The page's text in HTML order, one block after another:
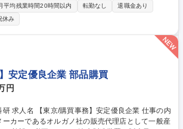
理、メンバー育成を通じて、事業運営を支えてい
・営業事務の管理 ■原価・在庫・売上管理などの
ど社内関係部署との調整業務 ■20代～50代の担当
ーを育成・業務管理 ■業務改善や業務フローの見
業ほぼ無し
平均残業時間20時間以内 転勤なし
退職金あり
休み
安定優良企業 部品購買
円
仕事の内
カーであるオルガノ社の販売代理店として一般産